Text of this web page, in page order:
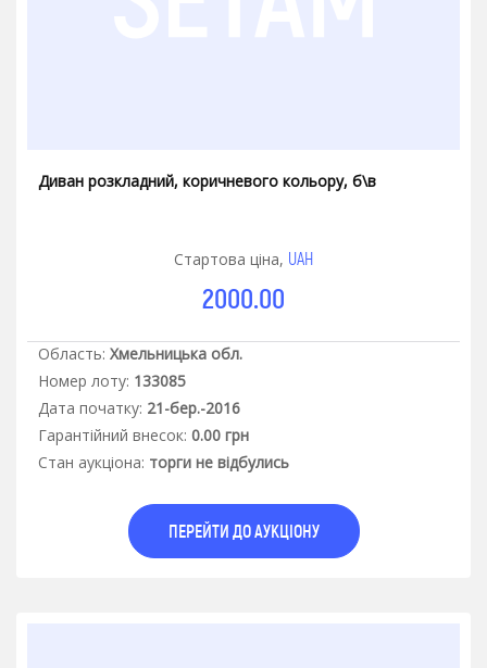
Диван розкладний, коричневого кольору, б\в
Стартова ціна, UAH
2000.00
Область: Хмельницька обл.
Номер лоту: 133085
Дата початку: 21-бер.-2016
Гарантiйний внесок: 0.00 грн
Стан аукцiона: торги не відбулись
ПЕРЕЙТИ ДО АУКЦІОНУ